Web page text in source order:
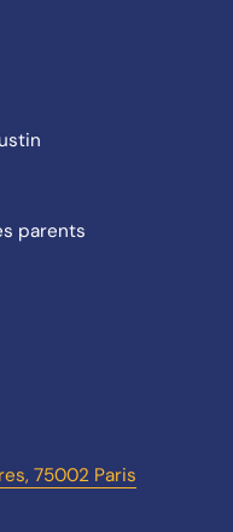
parents
75002 Paris